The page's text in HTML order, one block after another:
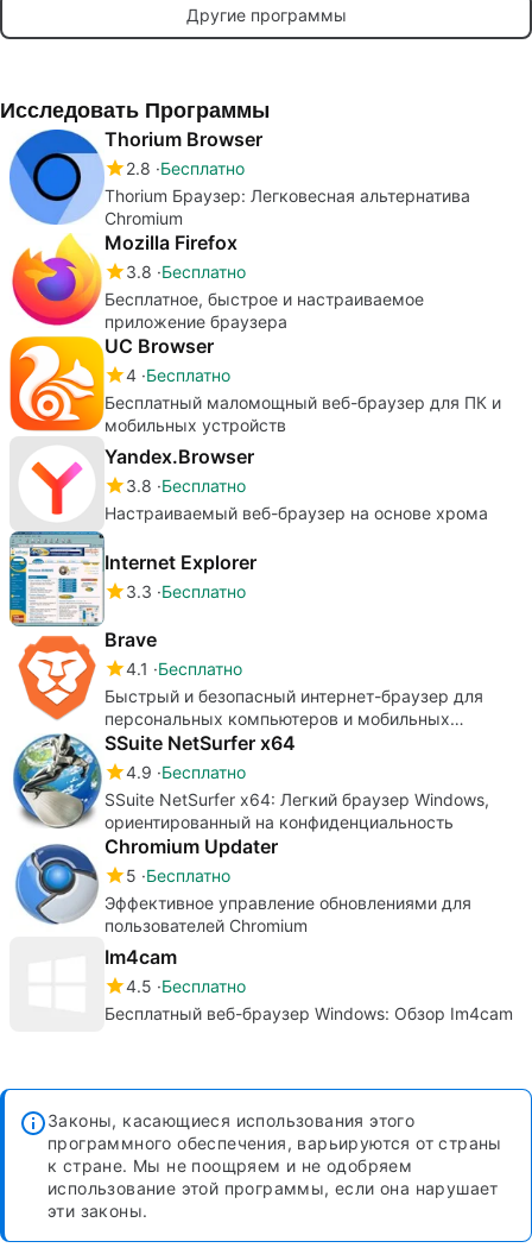
Другие программы
Исследовать Программы
Thorium Browser
2.8 Бесплатно
Thorium Браузер: Легковесная альтернатива
Chromium
Mozilla Firefox
3.8 Бесплатно
Бесплатное, быстрое и настраиваемое
приложение браузера
UC Browser
4 Бесплатно
Бесплатный маломощный веб-браузер для ПК и
мобильных устройств
Yandex.Browser
3.8 Бесплатно
Настраиваемый веб-браузер на основе хрома
Internet Explorer
3.3 Бесплатно
Brave
4.1
Бесплатно
Быстрый и безопасный интернет-браузер для
персональных компьютеров и мобильных
устройств
SSuite NetSurfer x64
4.9 Бесплатно
SSuite NetSurfer x64: Легкий браузер Windows,
ориентированный на конфиденциальность
Chromium Updater
5 Бесплатно
Эффективное управление обновлениями для
пользователей Chromium
Im4cam
4.5 Бесплатно
Бесплатный веб-браузер Windows: Обзор Im4cam
Законы, касающиеся использования этого
программного обеспечения, варьируются от страны
к стране. Мы не поощряем и не одобряем
использование этой программы, если она нарушает
эти законы.